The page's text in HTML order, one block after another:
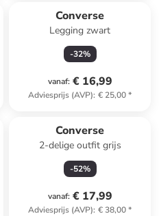
Converse
Legging zwart
-32%
vanaf: € 16,99
Adviesprijs (AVP): € 25,00*
Converse
2-delige outfit grijs
-52%
vanaf: € 17,99
Adviesprijs (AVP): € 38,00*